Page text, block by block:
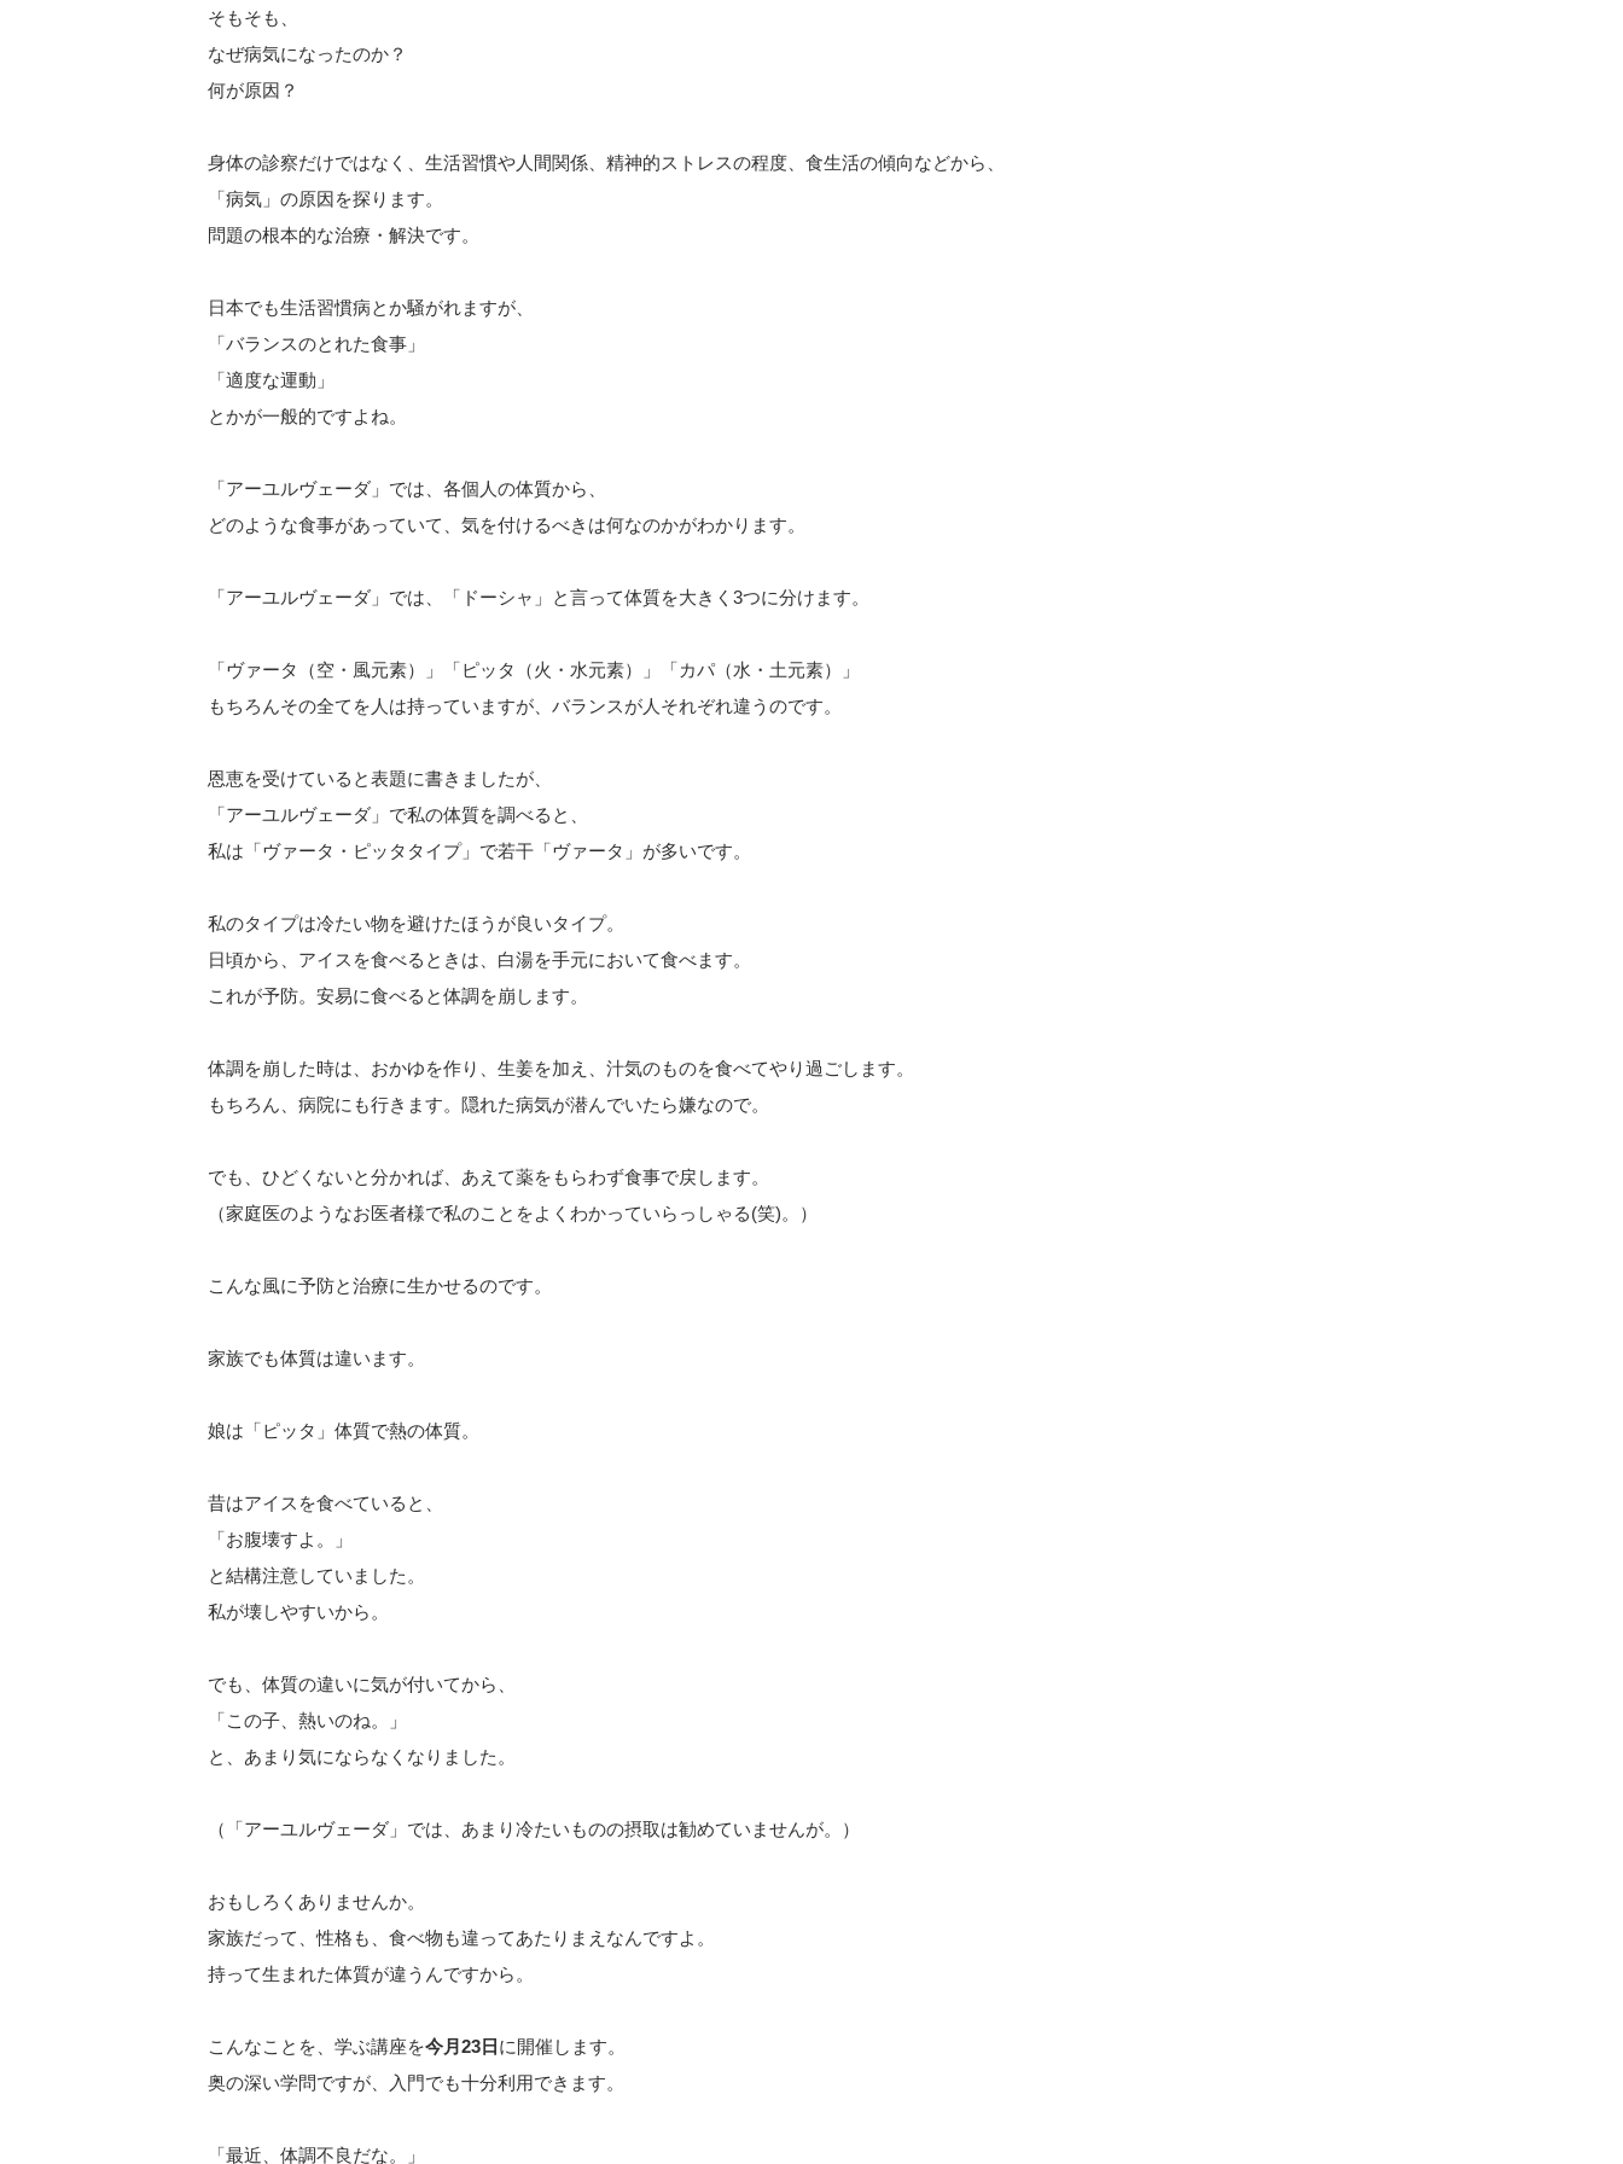
そもそも、
なぜ病気になったのか？
何が原因？
身体の診察だけではなく、生活習慣や人間関係、精神的ストレスの程度、食生活の傾向などから、
「病気」の原因を探ります。
問題の根本的な治療・解決です。
日本でも生活習慣病とか騒がれますが、
「バランスのとれた食事」
「適度な運動」
とかが一般的ですよね。
「アーユルヴェーダ」では、各個人の体質から、
どのような食事があっていて、気を付けるべきは何なのかがわかります。
「アーユルヴェーダ」では、「ドーシャ」と言って体質を大きく3つに分けます。
「ヴァータ（空・風元素）」「ピッタ（火・水元素）」「カパ（水・土元素）」
もちろんその全てを人は持っていますが、バランスが人それぞれ違うのです。
恩恵を受けていると表題に書きましたが、
「アーユルヴェーダ」で私の体質を調べると、
私は「ヴァータ・ピッタタイプ」で若干「ヴァータ」が多いです。
私のタイプは冷たい物を避けたほうが良いタイプ。
日頃から、アイスを食べるときは、白湯を手元において食べます。
これが予防。安易に食べると体調を崩します。
体調を崩した時は、おかゆを作り、生姜を加え、汁気のものを食べてやり過ごします。
もちろん、病院にも行きます。隠れた病気が潜んでいたら嫌なので。
でも、ひどくないと分かれば、あえて薬をもらわず食事で戻します。
（家庭医のようなお医者様で私のことをよくわかっていらっしゃる(笑)。）
こんな風に予防と治療に生かせるのです。
家族でも体質は違います。
娘は「ピッタ」体質で熱の体質。
昔はアイスを食べていると、
「お腹壊すよ。」
と結構注意していました。
私が壊しやすいから。
でも、体質の違いに気が付いてから、
「この子、熱いのね。」
と、あまり気にならなくなりました。
（「アーユルヴェーダ」では、あまり冷たいものの摂取は勧めていませんが。）
おもしろくありませんか。
家族だって、性格も、食べ物も違ってあたりまえなんですよ。
持って生まれた体質が違うんですから。
こんなことを、学ぶ講座を今月23日 に開催します。
奥の深い学問ですが、入門でも十分利用できます。
「最近、体調不良だな。」